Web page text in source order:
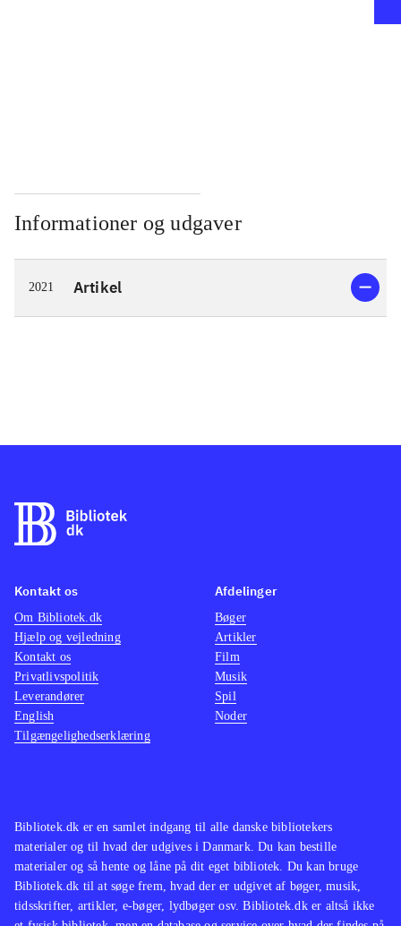
Informationer og udgaver
2021 Artikel
Bibliotek.dk er en samlet indgang til alle danske bibliotekers
materialer og til hvad der udgives i Danmark. Du kan bestille
materialer og så hente og låne på dit eget bibliotek. Du kan bruge
Bibliotek.dk til at søge frem, hvad der er udgivet af bøger, musik,
tidsskrifter, artikler, e-bøger, lydbøger osv. Bibliotek.dk er altså ikke
Kontakt os
Om Bibliotek.dk
Hjælp og vejledning
Kontakt os
Privatlivspolitik
Leverandører
English
Tilgængelighedserklæring
Afdelinger
Bøger
Artikler
Film
Musik
Spil
Noder